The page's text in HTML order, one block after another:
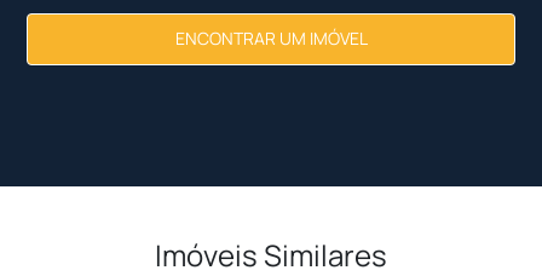
ENCONTRAR UM IMÓVEL
Imóveis Similares